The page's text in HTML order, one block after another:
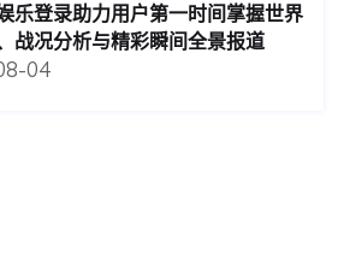
乐登录助力用户第一时间掌握世界
战况分析与精彩瞬间全景报道
04